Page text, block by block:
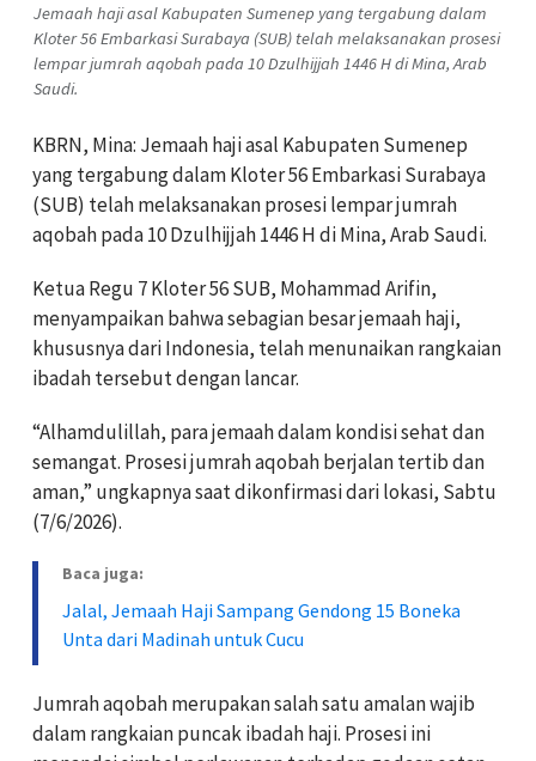
Jemaah haji asal Kabupaten Sumenep yang tergabung dalam
Kloter 56 Embarkasi Surabaya (SUB) telah melaksanakan prosesi
lempar jumrah aqobah pada 10 Dzulhijjah 1446 H di Mina, Arab
Saudi.
KBRN, Mina: Jemaah haji asal Kabupaten Sumenep
yang tergabung dalam Kloter 56 Embarkasi Surabaya
(SUB) telah melaksanakan prosesi lempar jumrah
aqobah pada 10 Dzulhijjah 1446 H di Mina, Arab Saudi.
Ketua Regu 7 Kloter 56 SUB, Mohammad Arifin,
menyampaikan bahwa sebagian besar jemaah haji,
khususnya dari Indonesia, telah menunaikan rangkaian
ibadah tersebut dengan lancar.
“Alhamdulillah, para jemaah dalam kondisi sehat dan
semangat. Prosesi jumrah aqobah berjalan tertib dan
aman,” ungkapnya saat dikonfirmasi dari lokasi, Sabtu
(7/6/2026).
Baca juga:
Jalal, Jemaah Haji Sampang Gendong 15 Boneka
Unta dari Madinah untuk Cucu
Jumrah aqobah merupakan salah satu amalan wajib
dalam rangkaian puncak ibadah haji. Prosesi ini